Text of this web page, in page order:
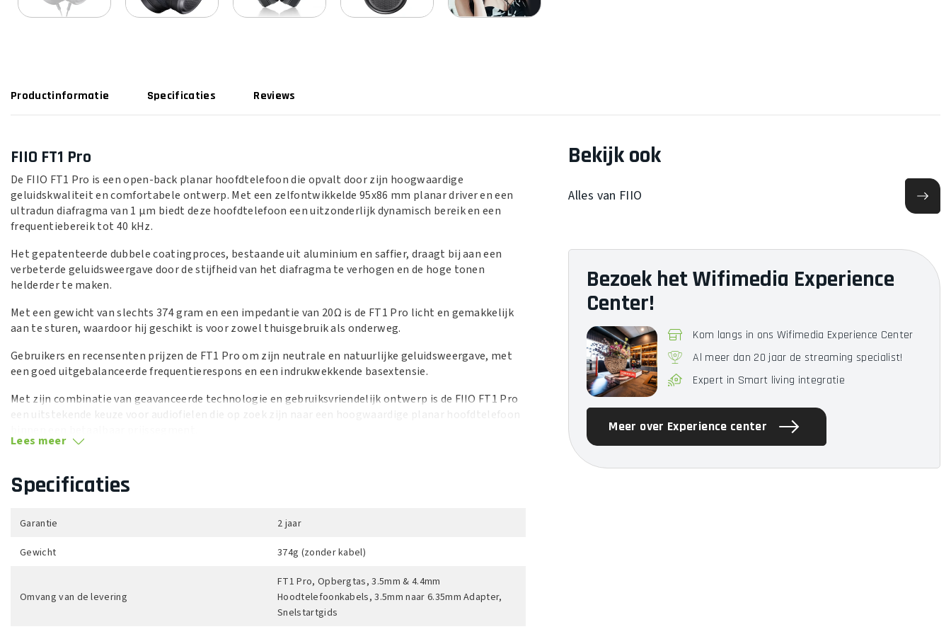
Productinformatie Specificaties Reviews
FIIO FT1 Pro
De FIIO FT1 Pro is een open-back planar hoofdtelefoon die opvalt door zijn hoogwaardige
geluidskwaliteit en comfortabele ontwerp. Met een zelfontwikkelde 95x86 mm planar driver en een
ultradun diafragma van 1 μm biedt deze hoofdtelefoon een uitzonderlijk dynamisch bereik en een
frequentiebereik tot 40 kHz.
Het gepatenteerde dubbele coatingproces, bestaande uit aluminium en saffier, draagt bij aan een
verbeterde geluidsweergave door de stijfheid van het diafragma te verhogen en de hoge tonen
helderder te maken.
Met een gewicht van slechts 374 gram en een impedantie van 20Ω is de FT1 Pro licht en gemakkelijk
aan te sturen, waardoor hij geschikt is voor zowel thuisgebruik als onderweg.
Gebruikers en recensenten prijzen de FT1 Pro om zijn neutrale en natuurlijke geluidsweergave, met
een goed uitgebalanceerde frequentierespons en een indrukwekkende basextensie.
Met zijn combinatie van geavanceerde technologie en gebruiksvriendelijk ontwerp is de FIIO FT1 Pro
een uitstekende keuze voor audiofielen die op zoek zijn naar een hoogwaardige planar hoofdtelefoon
Lees meer
Specificaties
Garantie 2 jaar
Gewicht 374g (zonder kabel)
Omvang van de levering
FT1 Pro, Opbergtas, 3.5mm & 4.4mm
Hoodtelefoonkabels, 3.5mm naar 6.35mm Adapter,
Snelstartgids
Bekijk ook
Alles van FIIO
Bezoek het Wifimedia Experience
Center!
Kom langs in ons Wifimedia Experience Center
Al meer dan 20 jaar de streaming specialist!
Expert in Smart living integratie
Meer over Experience center